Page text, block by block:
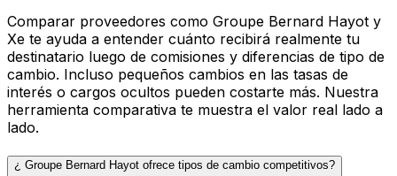
Comparar proveedores como Groupe Bernard Hayot y
Xe te ayuda a entender cuánto recibirá realmente tu
destinatario luego de comisiones y diferencias de tipo de
cambio. Incluso pequeños cambios en las tasas de
interés o cargos ocultos pueden costarte más. Nuestra
herramienta comparativa te muestra el valor real lado a
lado.
¿ Groupe Bernard Hayot ofrece tipos de cambio competitivos?